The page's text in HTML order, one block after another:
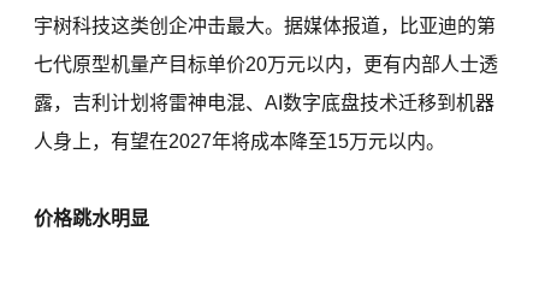
宇树科技这类创企冲击最大。据媒体报道，比亚迪的第
七代原型机量产目标单价20万元以内，更有内部人士透
露，吉利计划将雷神电混、AI数字底盘技术迁移到机器
人身上，有望在2027年将成本降至15万元以内。
价格跳水明显